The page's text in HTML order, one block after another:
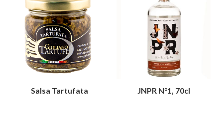
Salsa Tartufata JNPR N°1, 70cl